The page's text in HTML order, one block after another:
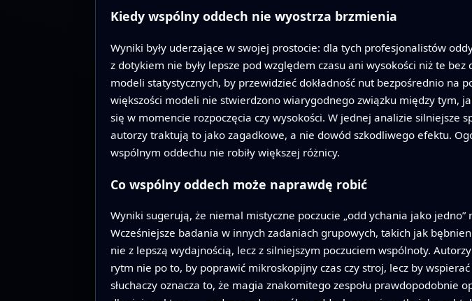
Kiedy wspólny oddech nie wyostrza brzmienia
Wyniki były uderzające w swojej prostocie: dla tych profesjonalistów
z dotykiem nie były lepsze pod względem czasu ani wysokości niż te
modeli statystycznych, by przewidzieć dokładność nut bezpośrednio na
większości modeli nie stwierdzono wiarygodnego związku między tym,
się w momencie rozpoczęcia czy wysokości. W jednej analizie silniejsze
autorzy traktują to jako zagadkowe, a nie dowód szkodliwego efektu.
wspólnym oddechu nie robiły większej różnicy.
Co wspólny oddech może naprawdę robić
Wyniki sugerują, że niemal mistyczne poczucie „odd ychania jako
Wcześniejsze badania w innych zadaniach grupowych, takich jak
nie z lepszą wydajnością, lecz z silniejszym poczuciem wspólnoty.
rytm nie po to, by poprawić mikroskopijny czas czy stroj, lecz by
słuchaczy oznacza to, że magia znakomitego zespołu